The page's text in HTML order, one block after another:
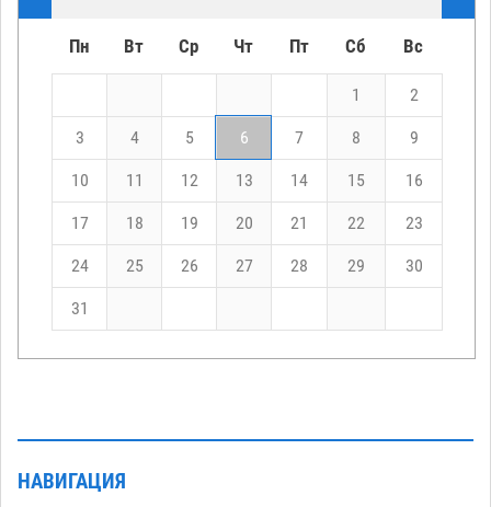
Пн Вт Ср Чт Пт Сб Вс
1 2
3 4 5 6 7 8 9
10 11 12 13 14 15 16
17 18 19 20 21 22 23
24 25 26 27 28 29 30
31
НАВИГАЦИЯ